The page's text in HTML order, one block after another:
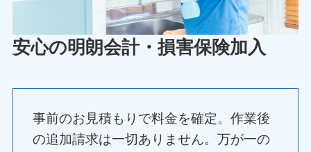
安心の明朗会計・損害保険加入
事前のお見積もりで料金を確定。作業後
の追加請求は一切ありません。万が一の